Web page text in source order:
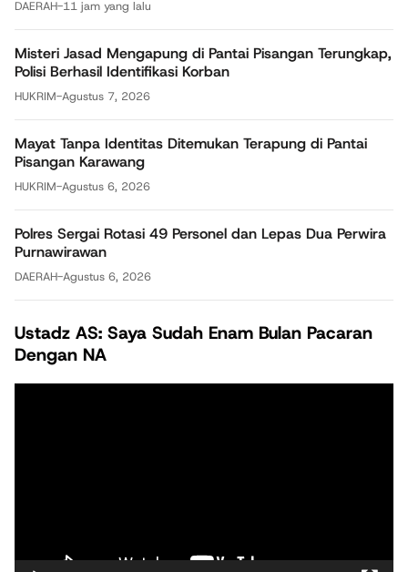
DAERAH-11 jam yang lalu
Misteri Jasad Mengapung di Pantai Pisangan Terungkap,
Polisi Berhasil Identifikasi Korban
HUKRIM-Agustus 7, 2026
Mayat Tanpa Identitas Ditemukan Terapung di Pantai
Pisangan Karawang
HUKRIM-Agustus 6, 2026
Polres Sergai Rotasi 49 Personel dan Lepas Dua Perwira
Purnawirawan
DAERAH-Agustus 6, 2026
Ustadz AS: Saya Sudah Enam Bulan Pacaran
Dengan NA